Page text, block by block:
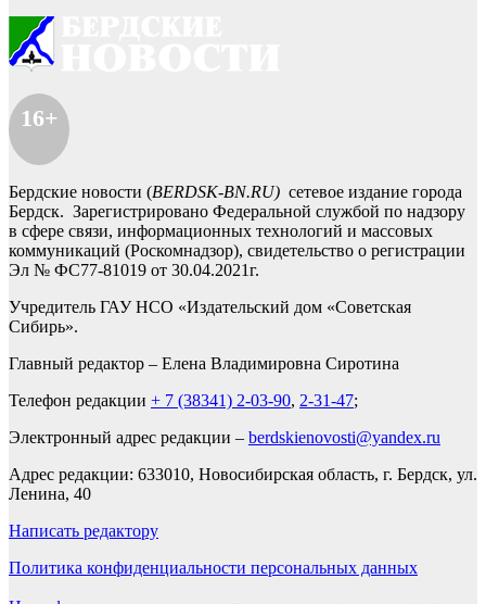
16+
Бердские новости (BERDSK-BN.RU) сетевое издание города
Бердск. Зарегистрировано Федеральной службой по надзору
в сфере связи, информационных технологий и массовых
коммуникаций (Роскомнадзор), свидетельство о регистрации
Эл № ФС77-81019 от 30.04.2021г.
Учредитель ГАУ НСО «Издательский дом «Советская
Сибирь».
Главный редактор – Елена Владимировна Сиротина
Телефон редакции + 7 (38341) 2-03-90, 2-31-47;
Электронный адрес редакции – berdskienovosti@yandex.ru
Адрес редакции: 633010, Новосибирская область, г. Бердск, ул.
Ленина, 40
Написать редактору
Политика конфиденциальности персональных данных